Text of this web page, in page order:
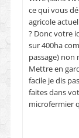
ce qui vous
agricole
? Donc votre
sur 400ha
passage) non
Mettre en
facile je dis
faites dans
microfermier